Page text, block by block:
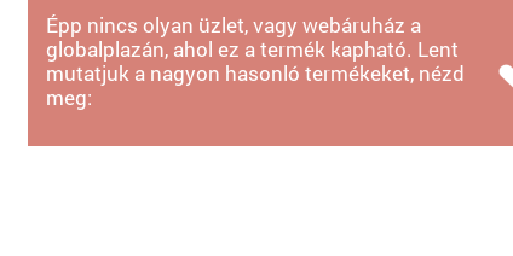
Épp nincs olyan üzlet, vagy webáruház a
globalplazán, ahol ez a termék kapható. Lent
mutatjuk a nagyon hasonló termékeket, nézd
meg: